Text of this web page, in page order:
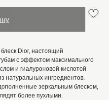
Dior, настоящий
с эффектом максимального
и гиалуроновой кислотой
натуральных ингредиентов.
зеркальным блеском,
более пухлыми.